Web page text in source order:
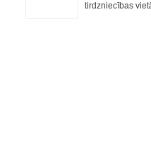
tirdzniecības